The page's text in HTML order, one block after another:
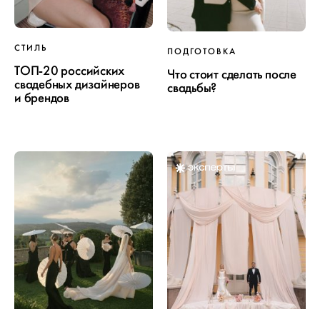
СТИЛЬ
ТОП-20 российских
свадебных дизайнеров
и брендов
ПОДГОТОВКА
Что стоит сделать после
свадьбы?